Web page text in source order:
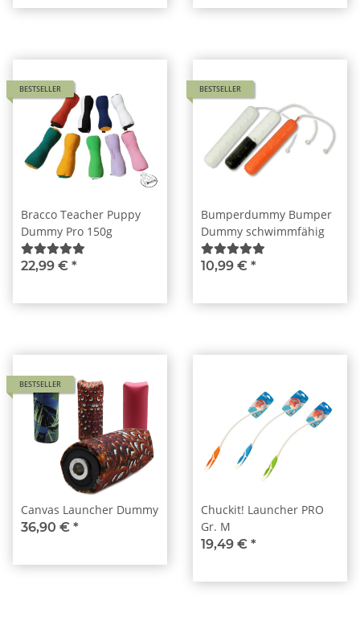
BESTSELLER
Bracco Teacher Puppy
Dummy Pro 150g
22,99 € *
BESTSELLER
Bumperdummy Bumper
Dummy schwimmfähig
10,99 € *
BESTSELLER
Canvas Launcher Dummy
36,90 € *
Chuckit! Launcher PRO
Gr. M
19,49 € *